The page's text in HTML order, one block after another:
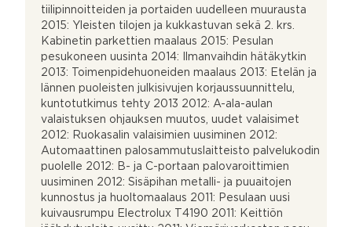
tiilipinnoitteiden ja portaiden uudelleen muurausta
2015: Yleisten tilojen ja kukkastuvan sekä 2. krs.
Kabinetin parkettien maalaus 2015: Pesulan
pesukoneen uusinta 2014: Ilmanvaihdin hätäkytkin
2013: Toimenpidehuoneiden maalaus 2013: Etelän ja
lännen puoleisten julkisivujen korjaussuunnittelu,
kuntotutkimus tehty 2013 2012: A-ala-aulan
valaistuksen ohjauksen muutos, uudet valaisimet
2012: Ruokasalin valaisimien uusiminen 2012:
Automaattinen palosammutuslaitteisto palvelukodin
puolelle 2012: B- ja C-portaan palovaroittimien
uusiminen 2012: Sisäpihan metalli- ja puuaitojen
kunnostus ja huoltomaalaus 2011: Pesulaan uusi
kuivausrumpu Electrolux T4190 2011: Keittiön